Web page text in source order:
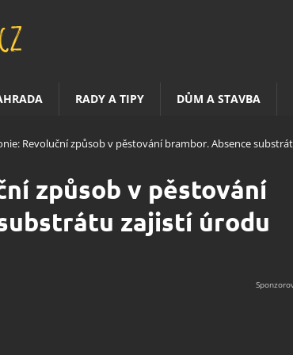
RADY A TIPY DŮM A STAVBA
Revoluční způsob v pěstování brambor. Absence
způsob v pěstování
zajistí úrodu